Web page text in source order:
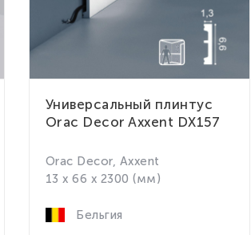
Универсальный плинтус
Orac Decor Axxent DX157
Orac Decor, Axxent
13 x 66 x 2300 (мм)
Бельгия